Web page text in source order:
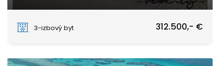
3-izbový byt
312.500,- €